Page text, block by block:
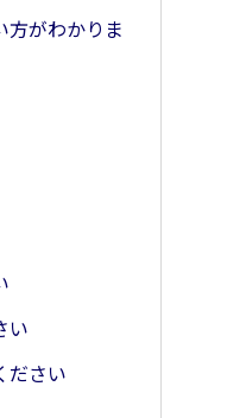
方がわかりま
い
ださい